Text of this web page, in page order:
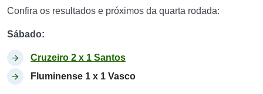
Confira os resultados e próximos da quarta rodada:
Sábado:
Cruzeiro 2 x 1 Santos
Fluminense 1 x 1 Vasco